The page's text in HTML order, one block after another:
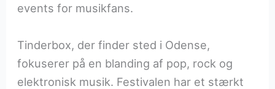
events for musikfans.
Tinderbox, der finder sted i Odense,
fokuserer på en blanding af pop, rock og
elektronisk musik. Festivalen har et stærkt